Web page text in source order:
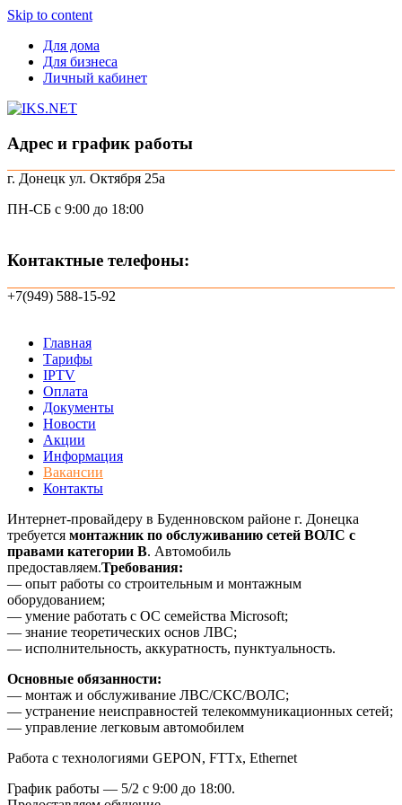
Skip to content
Для дома
Для бизнеса
Личный кабинет
Адрес и график работы
г. Донецк ул. Октября 25а
ПН-СБ с 9:00 до 18:00
Контактные телефоны:
+7(949) 588-15-92
Главная
Тарифы
IPTV
Оплата
Документы
Новости
Акции
Информация
Вакансии
Контакты
Интернет-провайдеру в Буденновском районе г. Донецка
требуется монтажник по обслуживанию сетей ВОЛС с
правами категории B. Автомобиль
предоставляем.Требования:
— опыт работы со строительным и монтажным
оборудованием;
— умение работать с ОС семейства Microsoft;
— знание теоретических основ ЛВС;
— исполнительность, аккуратность, пунктуальность.
Основные обязанности:
— монтаж и обслуживание ЛВС/СКС/ВОЛС;
— устранение неисправностей телекоммуникационных сетей;
— управление легковым автомобилем
Работа с технологиями GEPON, FTTx, Ethernet
График работы — 5/2 с 9:00 до 18:00.